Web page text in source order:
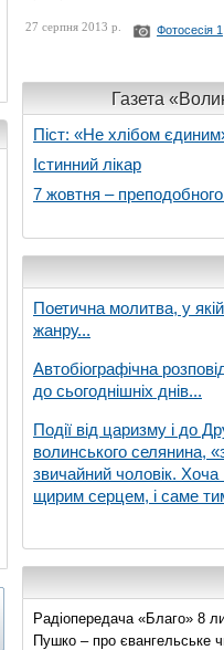
27 серпня 2013 р. Фотосесія 1
Газета
Піст: «Не хлібом
Істинний лікар
7 жовтня –
Поетична молитва, у
жанру...
Автобіографічна
до сьогоднішніх днів...
Події від царизму і до
волинського селянина,
звичайний чоловік. Хоча
щирим серцем, і саме
Радіопередача «Благо» 8
Пушко – про євангельське